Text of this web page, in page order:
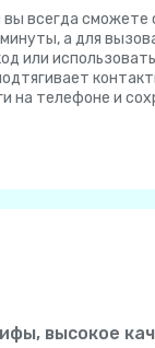
всегда сможете
а для
или
на телефоне и
высокое